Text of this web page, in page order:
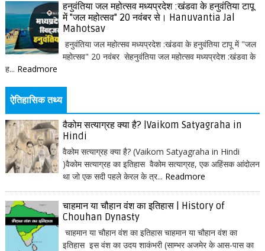
हनुवंतिया जल महोत्सव मध्यप्रदेश :खंडवा के हनुवंतिया टापू
में "जल महोत्सव" 20 नवंबर से। Hanuvantia Jal
Mahotsav
हनुवंतिया जल महोत्सव मध्यप्रदेश :खंडवा के हनुवंतिया टापू में "जल
महोत्सव" 20 नवंबर सेहनुवंतिया जल महोत्सव मध्यप्रदेश :खंडवा के
ह... Readmore
ऐतिहासिक तथ्य
वैकोम सत्याग्रह क्या है? |Vaikom Satyagraha in
Hindi
वैकोम सत्याग्रह क्या है? (Vaikom Satyagraha in Hindi
)वैकोम सत्याग्रह का इतिहास वैकोम सत्याग्रह, एक अहिंसक आंदोलन
था जो एक सदी पहले केरल के त्र... Readmore
चाहमान या चौहान वंश का इतिहास | History of
Chouhan Dynasty
चाहमान या चौहान वंश का इतिहास चाहमान या चौहान वंश का
इतिहास इस वंश का उदय शाकंभरी (साम्भर अजमेर के आस-पास का